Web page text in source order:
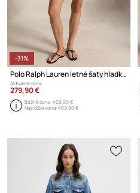
-31%
Polo Ralph Lauren letné šaty hladké s viskózou
Aktuálna cena:
279,90 €
Bežná cena:409,90 €
Najnižšia cena:409,90 €